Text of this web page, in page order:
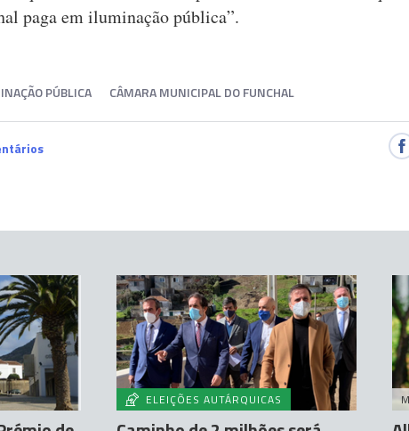
paga em iluminação pública”.
PÚBLICA CÂMARA MUNICIPAL DO FUNCHAL
ELEIÇÕES AUTÁRQUICAS